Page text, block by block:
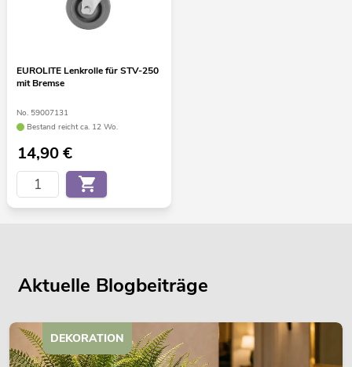
EUROLITE Lenkrolle für STV-250
mit Bremse
No. 59007131
Bestand reicht ca. 12 Wo.
14,90€
Aktuelle Blogbeiträge
DEKORATION